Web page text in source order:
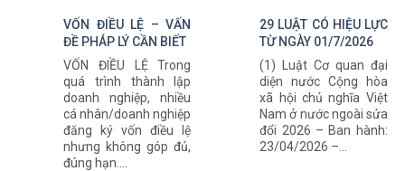
VỐN ĐIỀU LỆ – VẤN
ĐỀ PHÁP LÝ CẦN BIẾT
VỐN ĐIỀU LỆ Trong
quá trình thành lập
doanh nghiệp, nhiều
cá nhân/doanh nghiệp
đăng ký vốn điều lệ
nhưng không góp đủ,
đúng hạn....
29 LUẬT CÓ HIỆU LỰC
TỪ NGÀY 01/7/2026
(1) Luật Cơ quan đại
diện nước Cộng hòa
xã hội chủ nghĩa Việt
Nam ở nước ngoài sửa
đổi 2026 – Ban hành:
23/04/2026 –...